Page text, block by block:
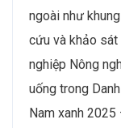
ngoài như
cứu và khảo
nghiệp Nông
uống trong
Nam xanh 2025